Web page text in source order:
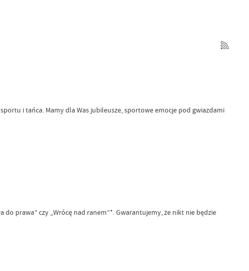
i tańca. Mamy dla Was jubileusze, sportowe emocje pod gwiazdami
do prawa” czy „Wrócę nad ranem”*. Gwarantujemy, że nikt nie będzie